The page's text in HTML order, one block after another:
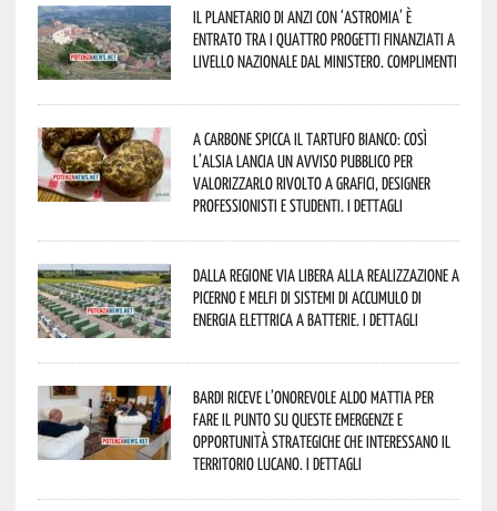
Il Planetario di Anzi con ‘Astromia’ è
entrato tra i quattro progetti finanziati a
livello nazionale dal Ministero. Complimenti
A Carbone spicca il tartufo bianco: così
l’Alsia lancia un avviso pubblico per
valorizzarlo rivolto a grafici, designer
professionisti e studenti. I dettagli
Dalla Regione via libera alla realizzazione a
Picerno e Melfi di sistemi di accumulo di
energia elettrica a batterie. I dettagli
Bardi riceve l’onorevole Aldo Mattia per
fare il punto su queste emergenze e
opportunità strategiche che interessano il
territorio lucano. I dettagli